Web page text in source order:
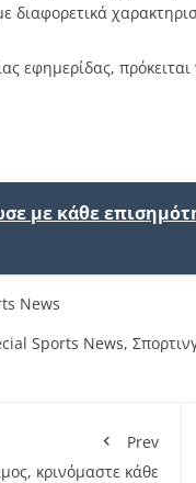
διαφορετικά
εφημερίδας,
με κάθε
News
Sports News,
Prev
κρινόμαστε κάθε